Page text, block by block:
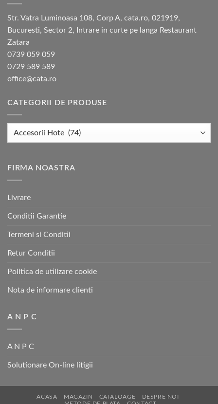
Str. Vatra Luminoasa 108, Corp A, cata.ro, 021919,
Bucuresti, Sector 2, Intrare in curte pe langa Restaurant
Zatara
0739 059 059
0729 589 589
office@cata.ro
CATEGORII DE PRODUSE
FIRMA NOASTRA
Livrare
Conditii Garantie
Termeni si Conditii
Retur Conditii
Politica de utilizare cookie
Nota de informare clienti
A N P C
A N P C
Solutionare On-line litigii
ACASA MAGAZIN CATALOAGE
DESPRE NOI